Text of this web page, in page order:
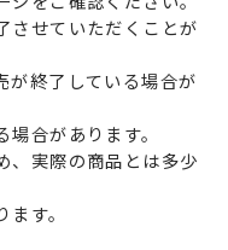
させていただくことが
終了している場合が
合があります。
、実際の商品とは多少
す。